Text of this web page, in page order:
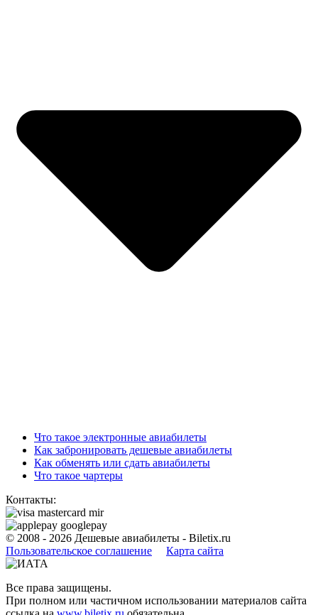
Что такое электронные авиабилеты
Как забронировать дешевые авиабилеты
Как обменять или сдать авиабилеты
Что такое чартеры
Контакты:
© 2008 - 2026 Дешевые авиабилеты - Biletix.ru
Пользовательское соглашениe
Карта сайта
Все права защищены.
При полном или частичном использовании материалов сайта